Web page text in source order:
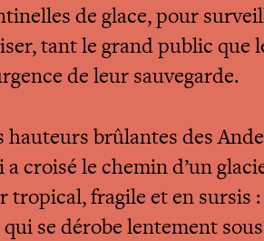
de glace, pour
tant le grand public que
de leur sauvegarde.
hauteurs brûlantes des
croisé le chemin d’un
tropical, fragile et en sursis :
se dérobe lentement